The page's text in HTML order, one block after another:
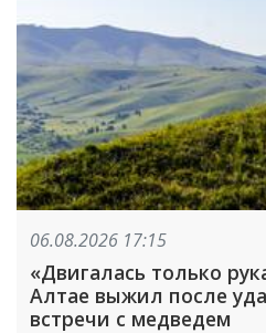
06.08.2026 17:15
«Двигалась только
Алтае выжил после
встречи с медведем